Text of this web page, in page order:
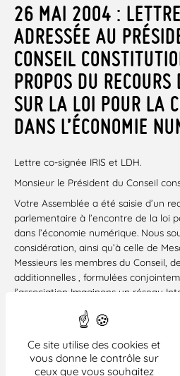
Ce site utilise des cookies et
vous donne le contrôle sur
ceux que vous souhaitez
26 MAI 2004 : LETTRE
ADRESSÉE AU
CONSEIL
PROPOS DU RECOURS
SUR LA LOI POUR LA
DANS L’ÉCONOMIE
Lettre co-signée IRIS et LDH.
Monsieur le Président du Conseil
Votre Assemblée a été saisie d’un
parlementaire à l’encontre de la loi
dans l’économie numérique. Nous
considération, ainsi qu’à celle de
Messieurs les membres du Conseil,
additionnelles , formulées
l’association Imaginons un réseau
(IRIS) et par la Ligue des droits de
l’égard de cette loi. Ces
articles 1er, 9, 13, 14 et 37 de la loi
dans l’économie numérique.
Nous vous prions d’agréer, Monsieur